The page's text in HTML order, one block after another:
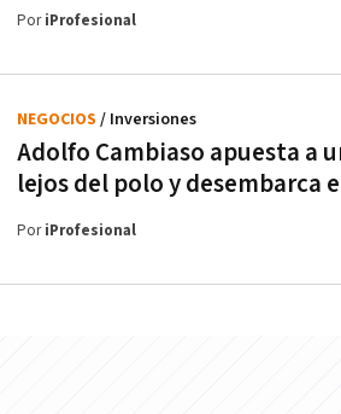
PoriProfesional
Adolfo Cambiaso apuesta a
lejos del polo y desembarca
NEGOCIOS / Inversiones
PoriProfesional